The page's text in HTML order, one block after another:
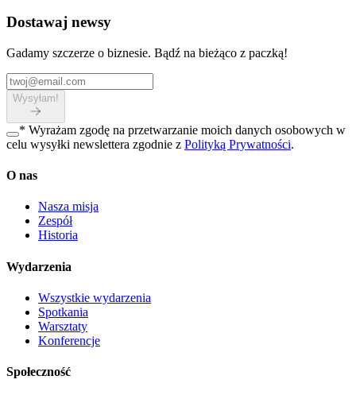
Dostawaj newsy
Gadamy szczerze o biznesie. Bądź na bieżąco z paczką!
Wysyłam!
* Wyrażam zgodę na przetwarzanie moich danych osobowych w
celu wysyłki newslettera zgodnie z Polityką Prywatności.
O nas
Nasza misja
Zespół
Historia
Wydarzenia
Wszystkie wydarzenia
Spotkania
Warsztaty
Konferencje
Społeczność